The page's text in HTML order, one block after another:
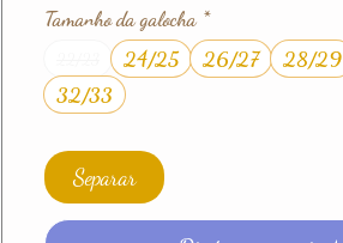
Tamanho da galocha *
24/25 26/27 28/29
32/33
Separar